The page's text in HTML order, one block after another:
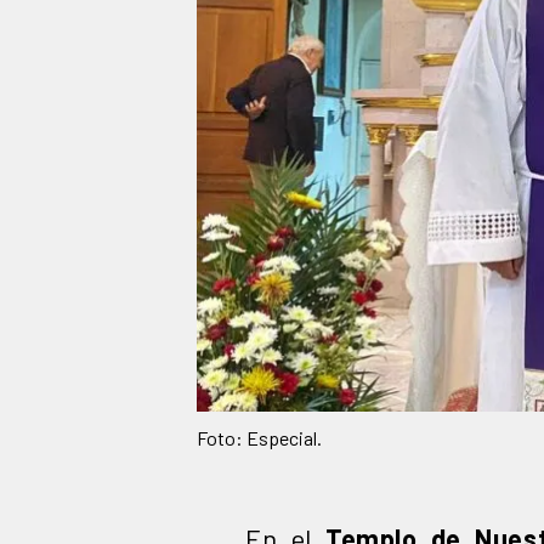
Foto: Especial.
En el Templo de